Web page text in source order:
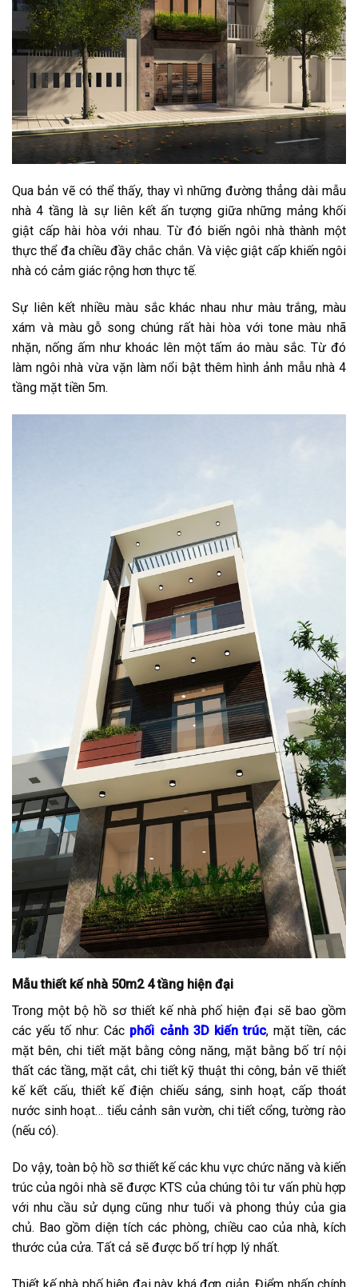
Qua bản vẽ có thể thấy, thay vì những đường thẳng dài mẫu
nhà 4 tầng là sự liên kết ấn tượng giữa những mảng khối
giật cấp hài hòa với nhau. Từ đó biến ngôi nhà thành một
thực thể đa chiều đầy chắc chắn. Và việc giật cấp khiến ngôi
nhà có cảm giác rộng hơn thực tế.
Sự liên kết nhiều màu sắc khác nhau như màu trắng, màu
xám và màu gỗ song chúng rất hài hòa với tone màu nhã
nhặn, nống ấm như khoác lên một tấm áo màu sắc. Từ đó
làm ngôi nhà vừa vặn làm nổi bật thêm hình ảnh mẫu nhà 4
tầng mặt tiền 5m.
Mẫu thiết kế nhà 50m2 4 tầng hiện đại
Trong một bộ hồ sơ thiết kế nhà phố hiện đại sẽ bao gồm
các yếu tố như: Các phối cảnh 3D kiến trúc, mặt tiền, các
mặt bên, chi tiết mặt bằng công năng, mặt bằng bố trí nội
thất các tầng, mặt cắt, chi tiết kỹ thuật thi công, bản vẽ thiết
kế kết cấu, thiết kế điện chiếu sáng, sinh hoạt, cấp thoát
nước sinh hoạt… tiểu cảnh sân vườn, chi tiết cổng, tường rào
(nếu có).
Do vậy, toàn bộ hồ sơ thiết kế các khu vực chức năng và kiến
trúc của ngôi nhà sẽ được KTS của chúng tôi tư vấn phù hợp
với nhu cầu sử dụng cũng như tuổi và phong thủy của gia
chủ. Bao gồm diện tích các phòng, chiều cao của nhà, kích
thước của cửa. Tất cả sẽ được bố trí hợp lý nhất.